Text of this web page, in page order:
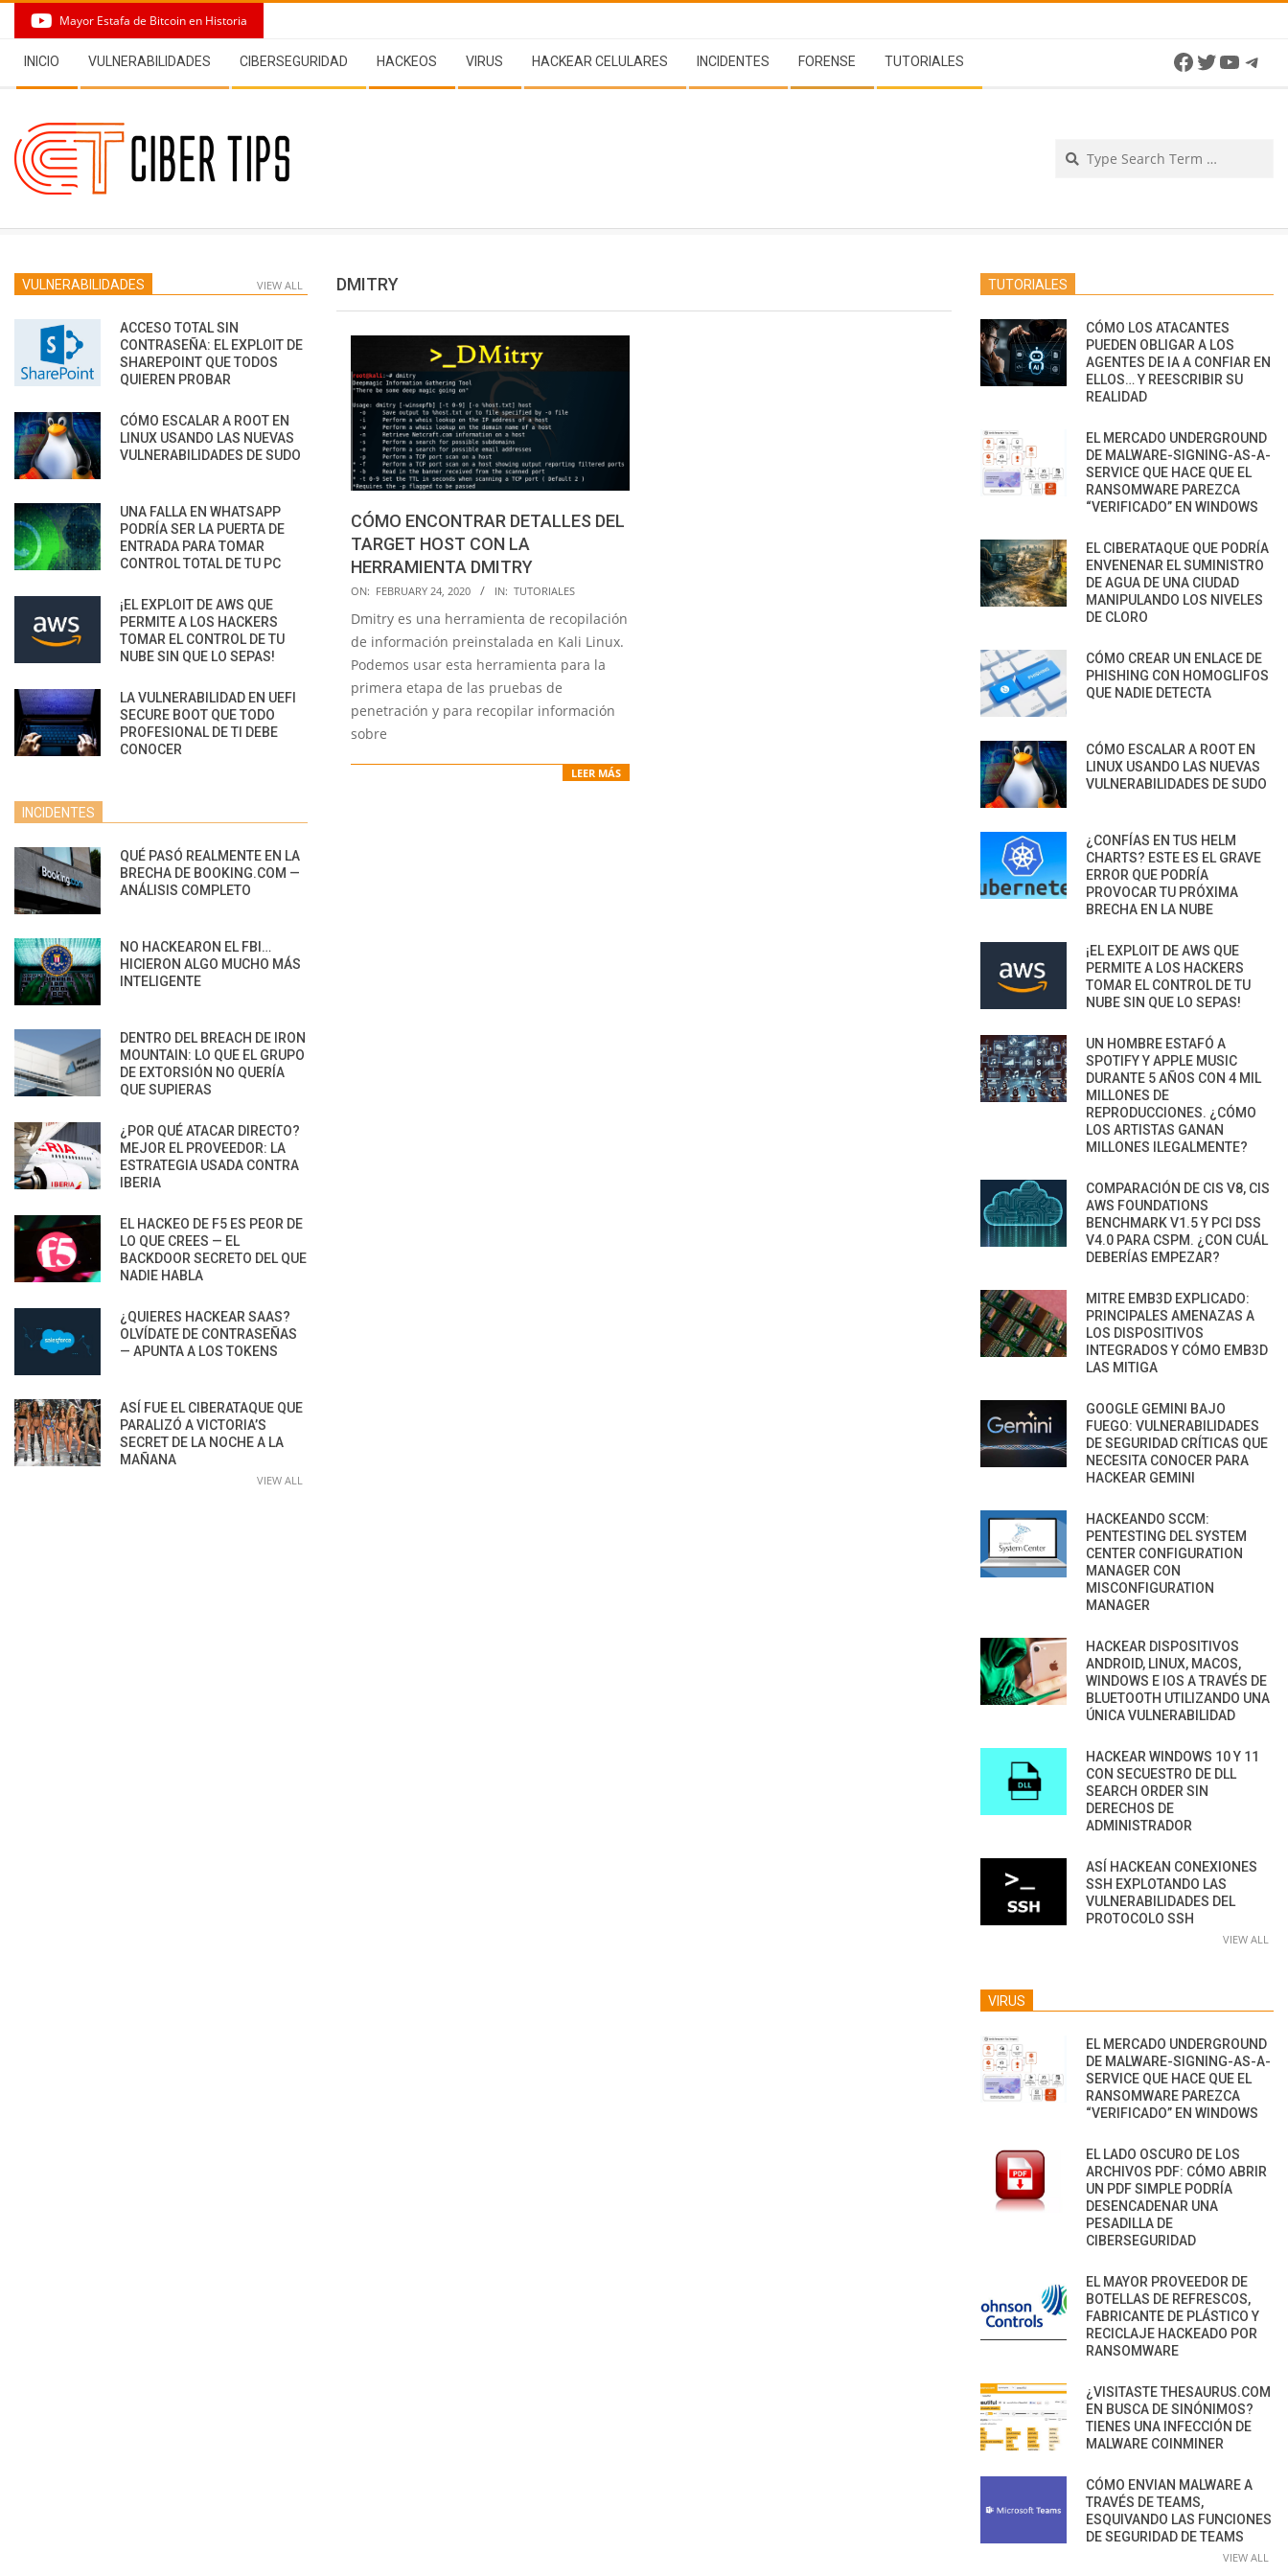
content
Mayor Estafa de Bitcoin en Historia
Navigation
Menu
INICIO VULNERABILIDADES CIBERSEGURIDAD HACKEOS VIRUS HACKEAR CELULARES INCIDENTES FORENSE TUTORIALES Facebook
Twitter
DMITRY
CÓMO ENCONTRAR DETALLES DEL
TARGET HOST CON LA
HERRAMIENTA DMITRY
2020-
02-
24
ON: FEBRUARY 24, 2020 IN: TUTORIALES
Dmitry es una herramienta de recopilación
de información preinstalada en Kali Linux.
Podemos usar esta herramienta para la
primera etapa de las pruebas de
penetración y para recopilar información
sobre
LEER MÁS
VULNERABILIDADES VIEW ALL
ACCESO TOTAL SIN
CONTRASEÑA: EL EXPLOIT DE
SHAREPOINT QUE TODOS
QUIEREN PROBAR
CÓMO ESCALAR A ROOT EN
LINUX USANDO LAS NUEVAS
VULNERABILIDADES DE SUDO
UNA FALLA EN WHATSAPP
PODRÍA SER LA PUERTA DE
ENTRADA PARA TOMAR
CONTROL TOTAL DE TU PC
¡EL EXPLOIT DE AWS QUE
PERMITE A LOS HACKERS
TOMAR EL CONTROL DE TU
NUBE SIN QUE LO SEPAS!
LA VULNERABILIDAD EN UEFI
SECURE BOOT QUE TODO
PROFESIONAL DE TI DEBE
CONOCER
INCIDENTES
QUÉ PASÓ REALMENTE EN LA
BRECHA DE BOOKING.COM —
ANÁLISIS COMPLETO
NO HACKEARON EL FBI…
HICIERON ALGO MUCHO MÁS
INTELIGENTE
DENTRO DEL BREACH DE IRON
MOUNTAIN: LO QUE EL GRUPO
DE EXTORSIÓN NO QUERÍA
QUE SUPIERAS
¿POR QUÉ ATACAR DIRECTO?
MEJOR EL PROVEEDOR: LA
ESTRATEGIA USADA CONTRA
IBERIA
EL HACKEO DE F5 ES PEOR DE
LO QUE CREES — EL
BACKDOOR SECRETO DEL QUE
NADIE HABLA
¿QUIERES HACKEAR SAAS?
OLVÍDATE DE CONTRASEÑAS
— APUNTA A LOS TOKENS
ASÍ FUE EL CIBERATAQUE QUE
PARALIZÓ A VICTORIA’S
SECRET DE LA NOCHE A LA
MAÑANA
VIEW ALL
TUTORIALES
CÓMO LOS ATACANTES
PUEDEN OBLIGAR A LOS
AGENTES DE IA A CONFIAR EN
ELLOS… Y REESCRIBIR SU
REALIDAD
EL MERCADO UNDERGROUND
DE MALWARE-SIGNING-AS-A-
SERVICE QUE HACE QUE EL
RANSOMWARE PAREZCA
“VERIFICADO” EN WINDOWS
EL CIBERATAQUE QUE PODRÍA
ENVENENAR EL SUMINISTRO
DE AGUA DE UNA CIUDAD
MANIPULANDO LOS NIVELES
DE CLORO
CÓMO CREAR UN ENLACE DE
PHISHING CON HOMOGLIFOS
QUE NADIE DETECTA
CÓMO ESCALAR A ROOT EN
LINUX USANDO LAS NUEVAS
VULNERABILIDADES DE SUDO
¿CONFÍAS EN TUS HELM
CHARTS? ESTE ES EL GRAVE
ERROR QUE PODRÍA
PROVOCAR TU PRÓXIMA
BRECHA EN LA NUBE
¡EL EXPLOIT DE AWS QUE
PERMITE A LOS HACKERS
TOMAR EL CONTROL DE TU
NUBE SIN QUE LO SEPAS!
UN HOMBRE ESTAFÓ A
SPOTIFY Y APPLE MUSIC
DURANTE 5 AÑOS CON 4 MIL
MILLONES DE
REPRODUCCIONES. ¿CÓMO
LOS ARTISTAS GANAN
MILLONES ILEGALMENTE?
COMPARACIÓN DE CIS V8, CIS
AWS FOUNDATIONS
BENCHMARK V1.5 Y PCI DSS
V4.0 PARA CSPM. ¿CON CUÁL
DEBERÍAS EMPEZAR?
MITRE EMB3D EXPLICADO:
PRINCIPALES AMENAZAS A
LOS DISPOSITIVOS
INTEGRADOS Y CÓMO EMB3D
LAS MITIGA
GOOGLE GEMINI BAJO
FUEGO: VULNERABILIDADES
DE SEGURIDAD CRÍTICAS QUE
NECESITA CONOCER PARA
HACKEAR GEMINI
HACKEANDO SCCM:
PENTESTING DEL SYSTEM
CENTER CONFIGURATION
MANAGER CON
MISCONFIGURATION
MANAGER
HACKEAR DISPOSITIVOS
ANDROID, LINUX, MACOS,
WINDOWS E IOS A TRAVÉS DE
BLUETOOTH UTILIZANDO UNA
ÚNICA VULNERABILIDAD
HACKEAR WINDOWS 10 Y 11
CON SECUESTRO DE DLL
SEARCH ORDER SIN
DERECHOS DE
ADMINISTRADOR
ASÍ HACKEAN CONEXIONES
SSH EXPLOTANDO LAS
VULNERABILIDADES DEL
PROTOCOLO SSH
VIEW ALL
VIRUS
EL MERCADO UNDERGROUND
DE MALWARE-SIGNING-AS-A-
SERVICE QUE HACE QUE EL
RANSOMWARE PAREZCA
“VERIFICADO” EN WINDOWS
EL LADO OSCURO DE LOS
ARCHIVOS PDF: CÓMO ABRIR
UN PDF SIMPLE PODRÍA
DESENCADENAR UNA
PESADILLA DE
CIBERSEGURIDAD
EL MAYOR PROVEEDOR DE
BOTELLAS DE REFRESCOS,
FABRICANTE DE PLÁSTICO Y
RECICLAJE HACKEADO POR
RANSOMWARE
¿VISITASTE THESAURUS.COM
EN BUSCA DE SINÓNIMOS?
TIENES UNA INFECCIÓN DE
MALWARE COINMINER
CÓMO ENVIAN MALWARE A
TRAVÉS DE TEAMS,
ESQUIVANDO LAS FUNCIONES
DE SEGURIDAD DE TEAMS
VIEW ALL